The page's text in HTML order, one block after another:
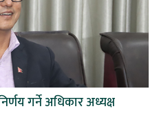
गर्ने अधिकार अध्यक्ष